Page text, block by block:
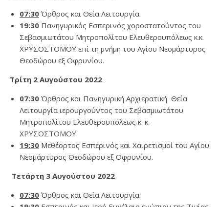
07:30 Όρθρος και Θεία Λειτουργία.
19:30 Πανηγυρικός Εσπερινός χοροστατούντος του
Σεβασμιωτάτου Μητροπολίτου Ελευθερουπόλεως κ.κ.
ΧΡΥΣΟΣΤΟΜΟΥ επί τη μνήμη του Αγίου Νεομάρτυρος
Θεοδώρου εξ Οφρυνίου.
Τρίτη 2 Αυγούστου 2022
07:30 Όρθρος και Πανηγυρική Αρχιερατική Θεία
Λειτουργία ιερουργούντος του Σεβασμιωτάτου
Μητροπολίτου Ελευθερουπόλεως κ. κ.
ΧΡΥΣΟΣΤΟΜΟΥ.
19:30 Μεθέορτος Εσπερινός και Χαιρετισμοί του Αγίου
Νεομάρτυρος Θεοδώρου εξ Οφρυνίου.
Τετάρτη 3 Αυγούστου 2022
07:30 Όρθρος και Θεία Λειτουργία.